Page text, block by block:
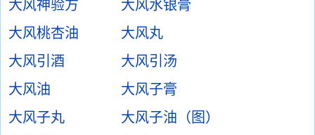
大风神验方
大风水银膏
大风桃杏油
大风丸
大风引酒
大风引汤
大风油
大风子膏
大风子丸
大风子油（图）